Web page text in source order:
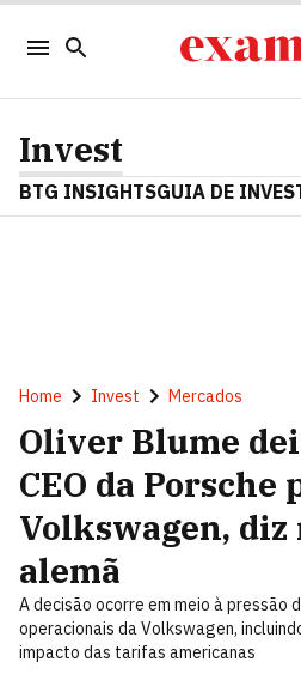
Invest
BTG INSIGHTSGUIA DE
Home Invest Mercados
Oliver Blume
CEO da Porsche
Volkswagen,
alemã
A decisão ocorre em meio à pressão
operacionais da Volkswagen,
impacto das tarifas americanas